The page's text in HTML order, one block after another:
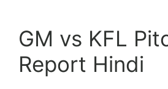
GM vs KFL
Report Hindi